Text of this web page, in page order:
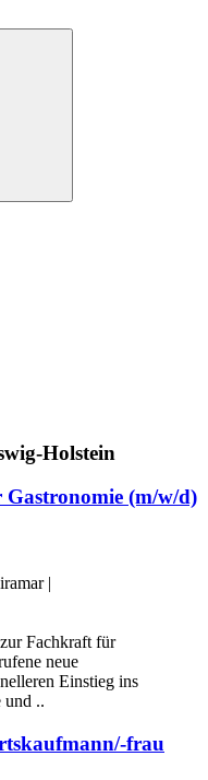
Holstein
(m/w/d)
|
Fachkraft für
neue
Einstieg ins
und ..
frau